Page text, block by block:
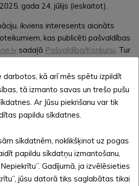
gada 24. jūlijs (ieskaitot).
ikviens interesents aicināts
kas publicēti pašvaldības
sadaļā Pašvaldība/Konkursi . Tur
aizpildīšanai.
jāiesniedz elektroniski e-pastā
ar drošu elektronisko parakstu,
centrā, Jāņkalna ielā 17A,
darbotos, kā arī mēs spētu izpildīt
tā izmanto savas un trešo pušu
Ar Jūsu piekrišanu var tik
papildu sīkdatnes.
sīkdatnēm, noklikšķinot uz pogas
papildu sīkdatņu izmantošanu,
Gadījumā, ja izvēlēsieties
jūsu datorā tiks saglabātas tikai